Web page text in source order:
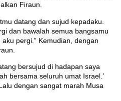
Firaun.
datang dan sujud kepadaku.
dan bawalah semua bangsamu
pergi.” Kemudian, dengan
bersujud di hadapan saya
bersama seluruh umat Israel.’
dengan sangat marah Musa